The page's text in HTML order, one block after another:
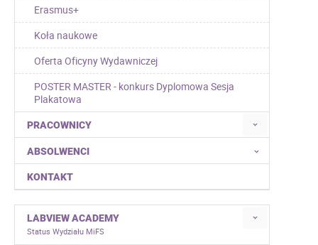
Erasmus+
Koła naukowe
Oferta Oficyny Wydawniczej
POSTER MASTER - konkurs Dyplomowa Sesja
Plakatowa
PRACOWNICY
ABSOLWENCI
KONTAKT
LABVIEW ACADEMY
Status Wydziału MiFS